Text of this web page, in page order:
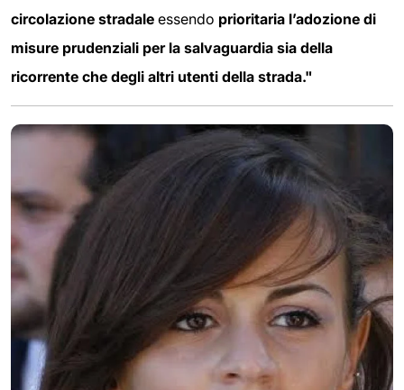
circolazione stradale essendo prioritaria l’adozione di
misure prudenziali per la salvaguardia sia della
ricorrente che degli altri utenti della strada."